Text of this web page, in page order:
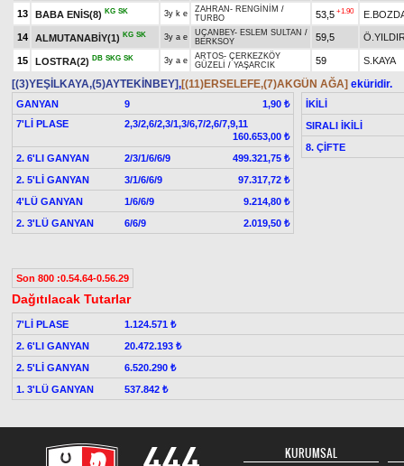
13 BABA ENİS(8) KG SK 3y k e ZAHRAN - RENGİNİM /
TURBO
53,5 +1.90
14 ALMUTANABİY(1) KG SK 3y a e UÇANBEY- ESLEM SULTAN /
BERKSOY
59,5
15 LOSTRA(2) DB SKG SK 3y a e ARTOS- ÇERKEZKÖY
GÜZELİ / YAŞARCIK 59 S.KAYA
[(3)YEŞİLKAYA,(5)AYTEKİNBEY],[(11)ERSELEFE,(7)AKGÜN AĞA] eküridir.
GANYAN 9
1,90 ₺
7'Lİ PLASE
2,3/2,6/2,3/1,3/6,7/2,6/7,9,11
160.653,00 ₺
2. 6'LI GANYAN
2/3/1/6/6/9
499.321,75 ₺
2. 5'Lİ GANYAN
3/1/6/6/9
97.317,72 ₺
4'LÜ GANYAN
1/6/6/9
9.214,80 ₺
2. 3'LÜ GANYAN
6/6/9 2.019,50 ₺
İKİLİ
SIRALI İKİLİ
8. ÇİFTE
Son 800 :0.54.64-0.56.29
Dağıtılacak Tutarlar
7'Lİ PLASE
1.124.571 ₺
2. 6'LI GANYAN
20.472.193 ₺
2. 5'Lİ GANYAN
6.520.290 ₺
1. 3'LÜ GANYAN
537.842 ₺
KURUMSAL